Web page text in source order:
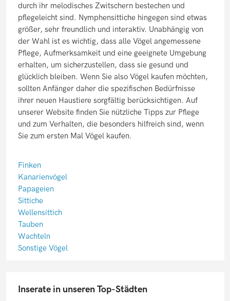
durch ihr melodisches Zwitschern bestechen und
pflegeleicht sind. Nymphensittiche hingegen sind etwas
größer, sehr freundlich und interaktiv. Unabhängig von
der Wahl ist es wichtig, dass alle Vögel angemessene
Pflege, Aufmerksamkeit und eine geeignete Umgebung
erhalten, um sicherzustellen, dass sie gesund und
glücklich bleiben. Wenn Sie also Vögel kaufen möchten,
sollten Anfänger daher die spezifischen Bedürfnisse
ihrer neuen Haustiere sorgfältig berücksichtigen. Auf
unserer Website finden Sie nützliche Tipps zur Pflege
und zum Verhalten, die besonders hilfreich sind, wenn
Sie zum ersten Mal Vögel kaufen.
Finken
Kanarienvögel
Papageien
Sittiche
Wellensittich
Tauben
Wachteln
Sonstige Vögel
Inserate in unseren Top-Städten